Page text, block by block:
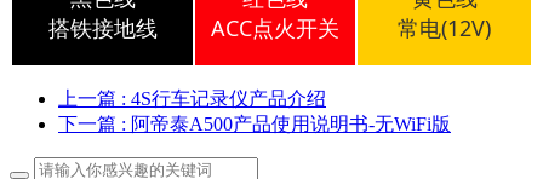
搭铁接地线
ACC点火开关
常电(12V)
上一篇 : 4S行车记录仪产品介绍
下一篇 : 阿帝泰A500产品使用说明书-无WiFi版